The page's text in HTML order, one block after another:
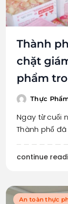
Thành
chặt
phẩm
Thực
Ngay từ cuối
Thành phố
continue
An toàn thực